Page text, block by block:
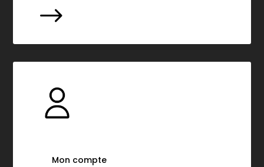
$
Mon compte